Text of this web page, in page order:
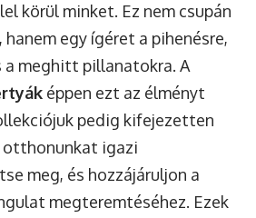
körül minket. Ez nem csupán
egy ígéret a pihenésre,
meghitt pillanatokra. A
éppen ezt az élményt
pedig kifejezetten
otthonunkat igazi
meg, és hozzájáruljon a
megteremtéséhez. Ezek